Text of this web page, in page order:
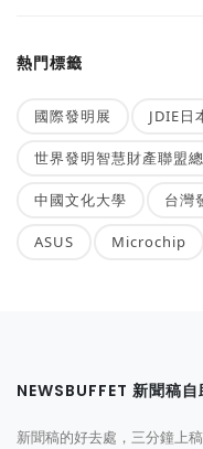
熱門標籤
國際發明展 JDIE日
世界發明智慧財產聯盟
中國文化大學 台灣
ASUS Microchip
NEWSBUFFET 新聞稿
新聞稿的好去處，三分鐘上